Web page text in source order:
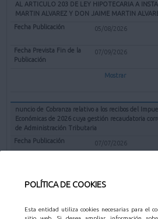
POLÍTICA DE COOKIES
Esta entidad utiliza cookies necesarias para el
AL ARTICULO 203 DE LEY HIPOTECARIA A
MARTIN ALVAREZ Y DON JAIME MARTIN
05/08/2026
07/09/2026
Mostrar
nuncio de Cobranza relativo a los recibos del
Económicas de 2026 cuya gestión recaudatoria
de Administración Tributaria
07/07/2026
Mostrar